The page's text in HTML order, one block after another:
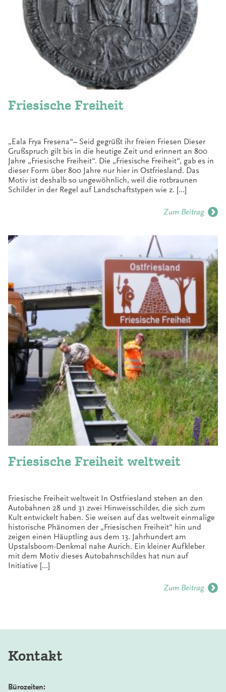
Friesische Freiheit
„Eala Frya Fresena“– Seid gegrüßt ihr freien Friesen Dieser
Grußspruch gilt bis in die heutige Zeit und erinnert an 800
Jahre „Friesische Freiheit“. Die „Friesische Freiheit“, gab es in
dieser Form über 800 Jahre nur hier in Ostfriesland. Das
Motiv ist deshalb so ungewöhnlich, weil die rotbraunen
Schilder in der Regel auf Landschaftstypen wie z. […]
Zum Beitrag
Friesische Freiheit weltweit
Friesische Freiheit weltweit In Ostfriesland stehen an den
Autobahnen 28 und 31 zwei Hinweisschilder, die sich zum
Kult entwickelt haben. Sie weisen auf das weltweit einmalige
historische Phänomen der „Friesischen Freiheit“ hin und
zeigen einen Häuptling aus dem 13. Jahrhundert am
Upstalsboom-Denkmal nahe Aurich. Ein kleiner Aufkleber
mit dem Motiv dieses Autobahnschildes hat nun auf
Initiative […]
Zum Beitrag
Kontakt
Bürozeiten: